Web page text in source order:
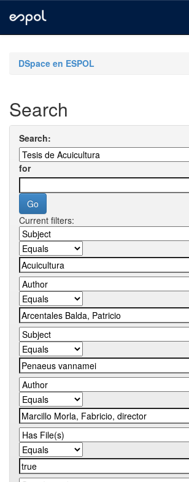
navigationDSpace en ESPOL
Search
Search:
for
Current filters: